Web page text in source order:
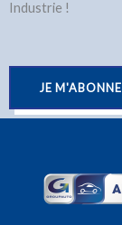
Industrie !
JE M'ABONNE